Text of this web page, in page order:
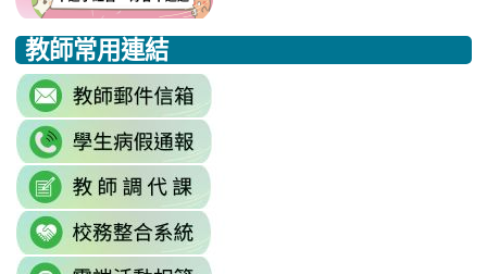
教師常用連結